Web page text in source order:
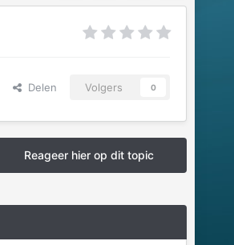
Delen Volgers 0
Reageer hier op dit topic